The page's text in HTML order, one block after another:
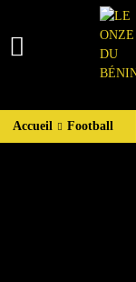
Accueil Football